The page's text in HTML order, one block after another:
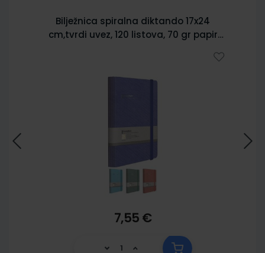
Bilježnica spiralna diktando 17x24
cm,tvrdi uvez, 120 listova, 70 gr papir
7,55 €